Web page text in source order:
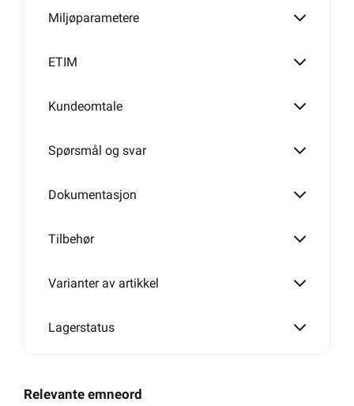
290W
510W
575W
Miljøparametere
ETIM
Kundeomtale
Spørsmål og svar
Dokumentasjon
Tilbehør
Varianter av artikkel
Lagerstatus
Relevante emneord